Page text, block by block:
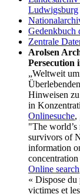
Ludwigsburg
Gedenkbuch
Zentrale
Arolsen
Persecution
„Weltweit
Hinweisen
in
Onlinesuche,
"The world’s
survivors of
information
Online search
« Dispose du
victimes et